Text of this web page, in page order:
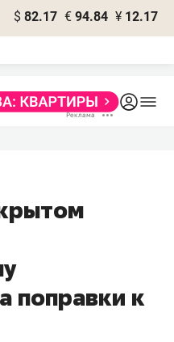
$ 82.17 € 94.84 ¥ 12.17
поправки к